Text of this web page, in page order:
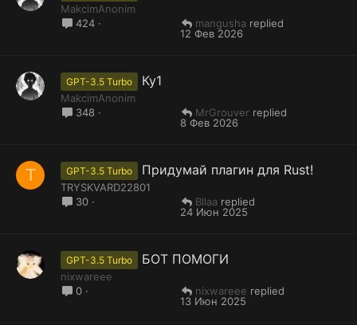
MakcimAnonim
424
12 Фев 2026
mangusha
GPT-3.5 Turbo Ку1
MakcimAnonim
348
8 Фев 2026
MrGrouver
T GPT-3.5 Turbo Придумай плагин для Rust!
TRYSKVARD22801
30
24 Июн 2025
Bllaa
GPT-3.5 Turbo БОТ ПОМОГИ
nixwareee
0
13 Июн 2025
nixwareee